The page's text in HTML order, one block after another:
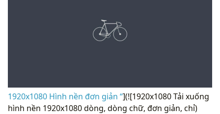
1920x1080 Hình nền đơn giản “](![1920x1080 Tải xuống
hình nền 1920x1080 dòng, dòng chữ, đơn giản, chỉ)